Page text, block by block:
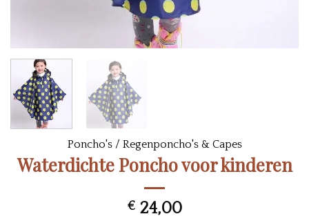
Poncho's / Regenponcho's & Capes
Waterdichte Poncho voor kinderen
€24,00